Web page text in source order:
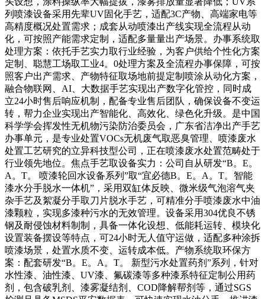
列喷漆设备采用先辈UV固化手艺，适配3C产物、高端家电等
高精度概况处置需求；成套从动喷漆出产线实现全流程从动
化，可按照产能需求定制，适配多量量出产场景。办事系统取
处理方案：依托手艺实力取行业经验，为客户供给个性化方案
定制、聪慧工场取工业4。0处理方案及全流程办事保障，可按
照客户出产需求、产物特征取场地前提定制喷涂从动化方案，
融合物联网、AI、大数据手艺实现出产数字化管控，同时成
立24小时售后响应机制，配备专业售后团队，确保设备不变运
转，帮力企业实现出产智能化、高效化、绿色化升级。是中国
科学学会挥发性无机物污染防治委员会，广东省洁净出产手艺
办事单元，是专业处置VOCs无机废气取恶臭管理、喷漆废水
处置工艺研究的立异科技型公司，正在喷漆废水处置范畴处于
行业领先地位。焦点手艺取设备实力：公司自从研发“B。E。
A。T。 喷漆轮回水设备系列”取“宜必德B。E。A。T。智能
漆水分手脱水一体机”，采用双缸体反映、微米级气泡溶气夹
杂手艺及絮凝分手取刀片脱水手艺，可精准分手喷漆废水中油
漆颗粒，实现多漆种污水的无效管理。设备采用304优良不锈
钢及耐侵蚀材料制制，具备一体化设想、低能耗运转、模块化
设置装备摆设等特点，可24小时无人值守运做，适配多种涂拆
喷漆场景，处置水质不变、运转成本低。产物系统取环保方
案：配套研发“B。E。A。T。 新型污水处置药剂”系列，针对
水性漆、油性漆、UV漆、氟碳漆等多种漆系特征定制公用药
剂，包含破乳剂、漆雾凝结剂、COD降解帮剂等，通过SGS